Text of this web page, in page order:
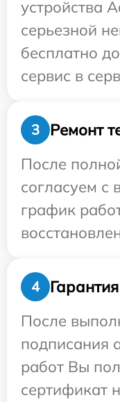
устройства
серьезной
бесплатно
сервис в
3
Ремонт
После
согласуем с
график
4
Гарантия
После
подписания
работ Вы
сертификат